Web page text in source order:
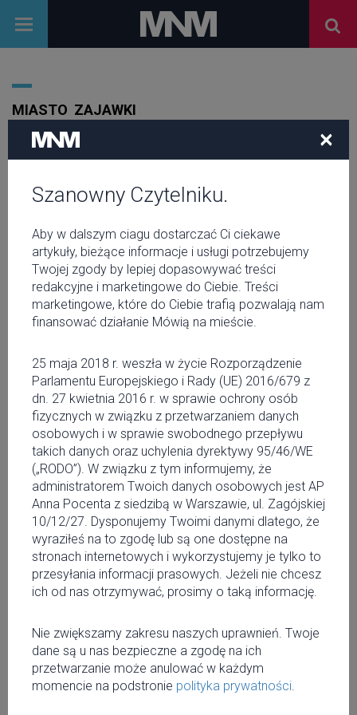
MIASTO ZAJAWKI
14 czerwca
NIECODZIENNA
KSIĘGARNIA W
CENTRUM WARSZAWY
Nie wszystkie niezwykłe miejsca w Warszawie są
oznaczone neonami i widoczne z daleka. Czasem
wystarczy skręcić w niepozorną ulicę w samym centrum
miasta, by trafić do świata, który bardziej przypomina
portal do innej rzeczywistości niż tradycyjną księgarnię.
Podczas jednego z naszych redakcyjnych spacerów
krótka wizyta, ale szybko okazało się, że wyjście po kilku
minutach będzie niemożliwe.
×
Szanowny Czytelniku.
Aby w dalszym ciagu dostarczać Ci ciekawe
artykuły, bieżące informacje i usługi potrzebujemy
Twojej zgody by lepiej dopasowywać treści
redakcyjne i marketingowe do Ciebie. Treści
marketingowe, które do Ciebie trafią pozwalają nam
finansować działanie Mówią na mieście.
25 maja 2018 r. weszła w życie Rozporządzenie
Parlamentu Europejskiego i Rady (UE) 2016/679 z
dn. 27 kwietnia 2016 r. w sprawie ochrony osób
fizycznych w związku z przetwarzaniem danych
osobowych i w sprawie swobodnego przepływu
takich danych oraz uchylenia dyrektywy 95/46/WE
(„RODO”). W związku z tym informujemy, że
administratorem Twoich danych osobowych jest AP
Anna Pocenta z siedzibą w Warszawie, ul. Zagójskiej
10/12/27. Dysponujemy Twoimi danymi dlatego, że
wyraziłeś na to zgodę lub są one dostępne na
stronach internetowych i wykorzystujemy je tylko to
przesyłania informacji prasowych. Jeżeli nie chcesz
ich od nas otrzymywać, prosimy o taką informację.
Nie zwiększamy zakresu naszych uprawnień. Twoje
dane są u nas bezpieczne a zgodę na ich
przetwarzanie może anulować w każdym
momencie na podstronie polityka prywatności.